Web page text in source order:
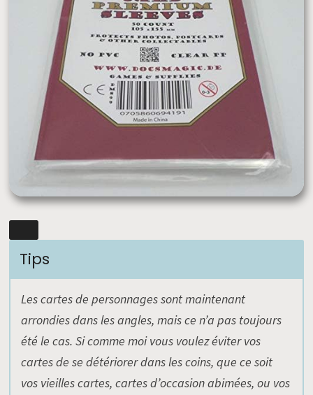
Tips
Les cartes de personnages sont maintenant
arrondies dans les angles, mais ce n’a pas toujours
été le cas. Si comme moi vous voulez éviter vos
cartes de se détériorer dans les coins, que ce soit
vos vieilles cartes, cartes d’occasion abimées, ou vos